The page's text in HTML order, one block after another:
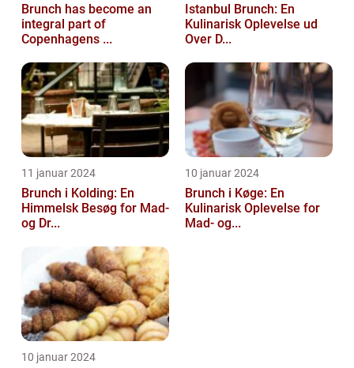
Brunch has become an
integral part of
Copenhagens ...
Istanbul Brunch: En
Kulinarisk Oplevelse ud
Over D...
11 januar 2024
Brunch i Kolding: En
Himmelsk Besøg for Mad-
og Dr...
10 januar 2024
Brunch i Køge: En
Kulinarisk Oplevelse for
Mad- og...
10 januar 2024